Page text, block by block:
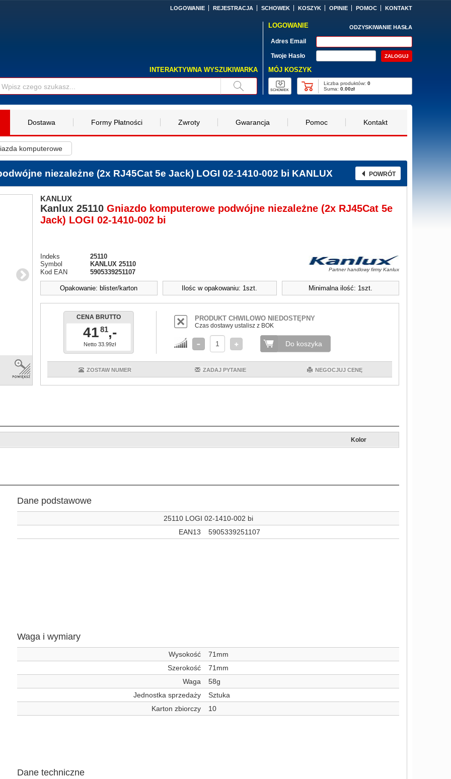
LOGOWANIE REJESTRACJA SCHOWEK KOSZYK OPINIE POMOC KONTAKT
INTERAKTYWNA WYSZUKIWARKA
LOGOWANIE ODZYSKIWANIE HASŁA
Adres Email
Twoje Hasło
MÓJ KOSZYK
SCHOWEK
Liczba produktów:0
Suma:0.00zł
Dostawa Formy Płatności Zwroty Gwarancja Pomoc Kontakt
komputerowe
niezależne (2x RJ45Cat 5e Jack) LOGI 02-1410-002 bi KANLUX POWRÓT
KANLUX
Kanlux 25110 Gniazdo komputerowe podwójne niezależne (2x RJ45Cat 5e
Jack) LOGI 02-1410-002 bi
Indeks
25110
Symbol
KANLUX 25110
Kod EAN
5905339251107 Partner handlowy firmy Kanlux
Opakowanie: blister/karton Ilośc w opakowaniu: 1szt. Minimalna ilość: 1szt.
CENA BRUTTO
4181,-
Netto 33.99zł
PRODUKT CHWILOWO NIEDOSTĘPNY
Czas dostawy ustalisz z BOK
Do koszyka
ZOSTAW NUMER ZADAJ PYTANIE NEGOCJUJ CENĘ
Kolor
Dane podstawowe
25110 LOGI 02-1410-002 bi
EAN13
5905339251107
Waga i wymiary
Wysokość
71mm
Szerokość
71mm
Waga
58g
Jednostka sprzedaży
Sztuka
Karton zbiorczy
10
Dane techniczne